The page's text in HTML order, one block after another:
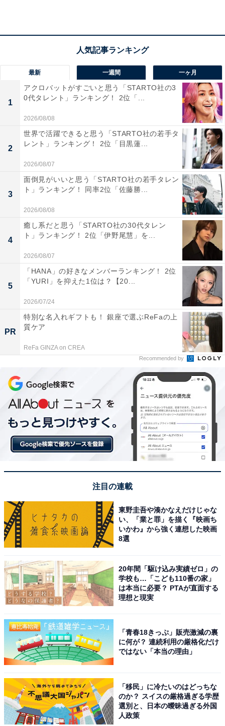
い絣模様が上品で、普段使いの小物に取り入れやすいと
感じたためです」（10代男性／大阪府）、「素朴ながら
も洗練された美しさが魅力的だから」（40代女性／福井
県）といった声が集まりました。
1位：桐生織／115票
桐生織（きりゅうおり）は、群馬県桐生市で生産される
絹織物の総称です。飛鳥時代から織物産業が栄え、「西
の西陣、東の桐生」と称されるほどの歴史と技術力を誇
ります。金襴、緞子、縮緬など多様な織り技法があり、
繊細で複雑な紋様や光沢の美しい高級な生地が特徴で
す。特に帯や高級な着物などに用いられ、その技術は現
代ファッションにも生かされています。
回答者からは「美しい柄としっかりした質感が魅力だか
ら」（30代女性／東京都）、「着物や帯、ストール、ハ
ンカチ、インテリアファブリックなど、多用途で使え
応用されていて、現代の生活に取り入れやすい点が魅力
です。特に光沢感のある生地は高級感があり、贈り物と
しても喜ばれると思います」（40代男性／北海道）とい
った声が集まりました。
※回答者からのコメントは原文ママです
次ページ 3位までのランキング結果を見る
最新 一週間 一ヶ月
1
アクロバットがすごいと思う「STARTO社の3
0代タレント」ランキング！ 2位「...
2026/08/08
2
世界で活躍できると思う「STARTO社の若手タ
レント」ランキング！ 2位「目黒蓮...
2026/08/07
3
面倒見がいいと思う「STARTO社の若手タレン
ト」ランキング！ 同率2位「佐藤勝...
2026/08/08
4
癒し系だと思う「STARTO社の30代タレン
ト」ランキング！ 2位「伊野尾慧」を...
2026/08/07
5
「HANA」の好きなメンバーランキング！ 2位
「YURI」を抑えた1位は？【20...
2026/07/24
PR
特別な名入れギフトも！ 銀座で選ぶReFaの上
質ケア
ReFa GINZA on CREA
Recommended by
注目の連載
東野圭吾や湊かなえだけじゃな
い、「業と罪」を描く『映画ち
いかわ』から強く連想した映画
8選
20年間「駆け込み実績ゼロ」の
学校も…「こども110番の家」
は本当に必要？ PTAが直面する
理想と現実
「青春18きっぷ」販売激減の裏
に何が？ 連続利用の厳格化だけ
ではない「本当の理由」
「移民」に冷たいのはどっちな
のか？ スイスの厳格過ぎる学歴
選別と、日本の曖昧過ぎる外国
人政策